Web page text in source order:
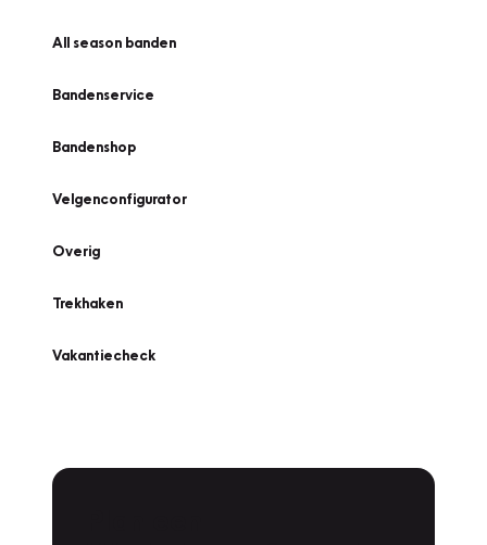
All season banden
Bandenservice
Bandenshop
Velgenconfigurator
Overig
Trekhaken
Vakantiecheck